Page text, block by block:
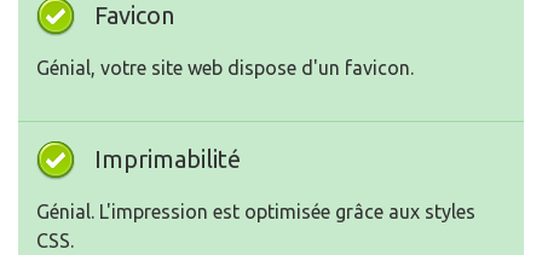
Favicon
Génial, votre site web dispose d'un favicon.
Imprimabilité
Génial. L'impression est optimisée grâce aux styles
CSS.